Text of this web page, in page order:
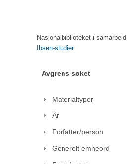
Nasjonalbiblioteket i
Ibsen-studier
Avgrens søket
Materialtyper
År
Forfatter/person
Generelt emneord